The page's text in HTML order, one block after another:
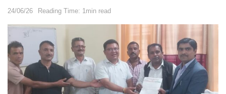
24/06/26 Reading Time: 1min read